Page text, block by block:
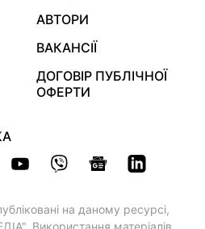
АВТОРИ
ВАКАНСІЇ
ДОГОВІР ПУБЛІЧНОЇ
ОФЕРТИ
на даному ресурсі,
Використання матеріалів